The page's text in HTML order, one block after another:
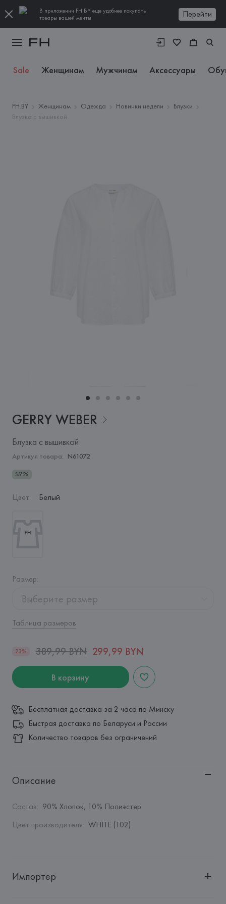
В приложении FH.BY еще удобнее покупать
товары вашей мечты
Перейти
Sale Женщинам Мужчинам Аксессуары
FH.BY Женщинам Одежда Новинки недели
Блузки
Блузка с вышивкой
GERRY WEBER
Блузка с вышивкой
Артикул товара: N61072
SS'26
Цвет: Белый
Размер:
Выберите размер
Таблица размеров
23% 389,99 BYN 299,99 BYN
В корзину
Бесплатная доставка за 2 часа по Минску
Быстрая доставка по Беларуси и России
Количество товаров без ограничений
Описание
Состав: 90% Хлопок, 10% Полиэстер
Цвет производителя: WHITE (102)
Импортер